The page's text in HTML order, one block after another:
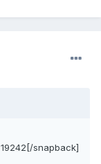
19242[/snapback]